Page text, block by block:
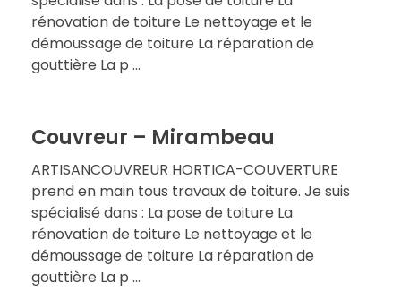
rénovation de toiture Le nettoyage et le
démoussage de toiture La réparation de
gouttière La p ...
Couvreur – Mirambeau
ARTISANCOUVREUR HORTICA-COUVERTURE
prend en main tous travaux de toiture. Je suis
spécialisé dans : La pose de toiture La
rénovation de toiture Le nettoyage et le
démoussage de toiture La réparation de
gouttière La p ...